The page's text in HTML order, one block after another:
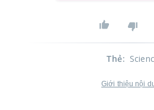
Thẻ:
Giới thiệu nội